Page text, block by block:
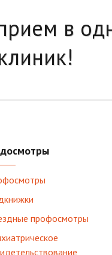
в
профосмотры